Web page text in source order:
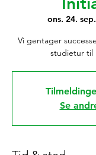
ons. 24. sep.
Vi gentager
studietur til
Se